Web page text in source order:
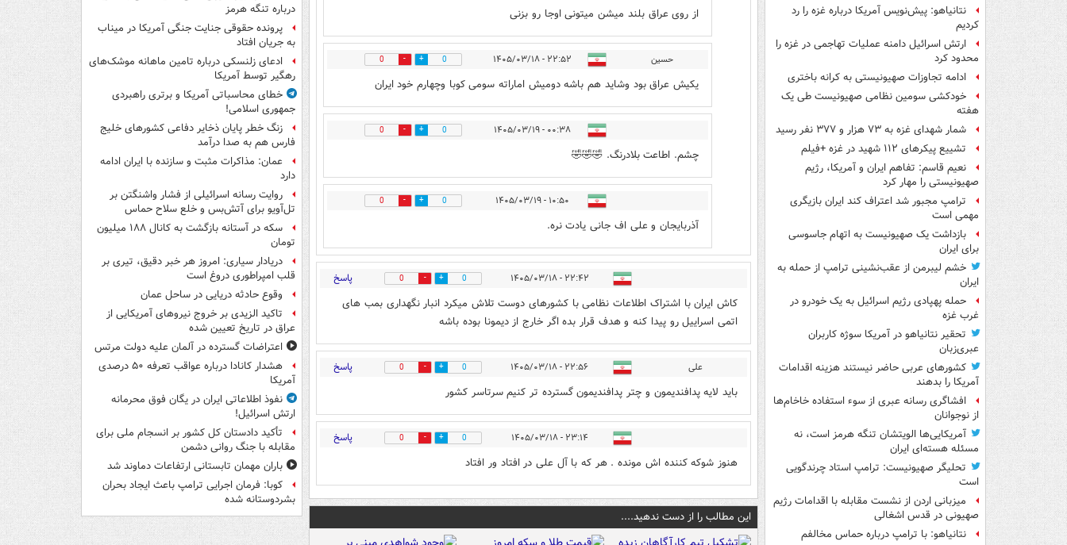
نتانیاهو: پیش‌نویس آمریکا درباره غزه را رد
کردیم
ارتش اسرائیل دامنه عملیات تهاجمی در غزه را
محدود کرد
ادامه تجاوزات صهیونیستی به کرانه باختری
خودکشی سومین نظامی صهیونیست طی یک
هفته
شمار شهدای غزه به ۷۳ هزار و ۳۷۷ نفر رسید
تشییع پیکرهای ۱۱۲ شهید در غزه +فیلم
نعیم قاسم: تفاهم ایران و آمریکا، رژیم
صهیونیستی را مهار کرد
ترامپ مجبور شد اعتراف کند ایران بازیگری
مهمی است
بازداشت یک صهیونیست به اتهام جاسوسی
برای ایران
خشم لیبرمن از عقب‌نشینی ترامپ از حمله به
ایران
حمله پهپادی رژیم اسرائیل به یک خودرو در
غرب غزه
تحقیر نتانیاهو در آمریکا سوژه کاربران
عبری‌زبان
کشورهای عربی حاضر نیستند هزینه اقدامات
آمریکا را بدهند
افشاگری رسانه عبری از سوء استفاده خاخام‌ها
از نوجوانان
آمریکایی‌ها الویتشان تنگه هرمز است، نه
مسئله هسته‌ای ایران
تحلیگر صهیونیست: ترامپ استاد چرندگویی
است
میزبانی اردن از نشست مقابله با اقدامات رژیم
صهیونی در قدس اشغالی
نتانیاهو: با ترامپ درباره حماس مخالفم
از روی عراق بلند میشن میتونی اوجا رو بزنی
حسین ۲۲:۵۲ - ۱۴۰۵/۰۳/۱۸ 0
0
یکیش عراق بود وشاید هم باشه دومیش اماراته سومی کوبا وچهارم خود ایران
۰۰:۳۸ - ۱۴۰۵/۰۳/۱۹ 0
0
چشم. اطاعت بلادرنگ. 🤣🤣🤣
۱۰:۵۰ - ۱۴۰۵/۰۳/۱۹ 0
0
آذربایجان و علی اف جانی یادت نره.
۲۲:۴۲ - ۱۴۰۵/۰۳/۱۸ 0
0 پاسخ
کاش ایران با اشتراک اطلاعات نظامی با کشورهای دوست تلاش میکرد انبار نگهداری بمب های
اتمی اسراییل رو پیدا کنه و هدف قرار بده اگر خارج از دیمونا بوده باشه
علی ۲۲:۵۶ - ۱۴۰۵/۰۳/۱۸ 0
0 پاسخ
باید لایه پدافندیمون و چتر پدافندیمون گسترده تر کنیم سرتاسر کشور
۲۳:۱۴ - ۱۴۰۵/۰۳/۱۸ 0
0 پاسخ
هنوز شوکه کننده اش مونده . هر که با آل علی در افتاد ور افتاد
این مطالب را از دست ندهید....
درباره تنگه هرمز
پرونده حقوقی جنایت جنگی آمریکا در میناب
به جریان افتاد
ادعای زلنسکی درباره تامین ماهانه موشک‌های
رهگیر توسط آمریکا
خطای محاسباتی آمریکا و برتری راهبردی
جمهوری اسلامی!
زنگ خطر پایان ذخایر دفاعی کشورهای خلیج
فارس هم به صدا درآمد
عمان: مذاکرات مثبت و سازنده با ایران ادامه
دارد
روایت رسانه اسرائیلی از فشار واشنگتن بر
تل‌آویو برای آتش‌بس و خلع سلاح حماس
سکه در آستانه بازگشت به کانال ۱۸۸ میلیون
تومان
دریادار سیاری: امروز هر خبر دقیق، تیری بر
قلب امپراطوری دروغ است
وقوع حادثه دریایی در ساحل عمان
تاکید الزیدی بر خروج نیروهای آمریکایی از
عراق در تاریخ تعیین شده
اعتراضات گسترده در آلمان علیه دولت مرتس
هشدار کانادا درباره عواقب تعرفه ۵۰ درصدی
آمریکا
نفوذ اطلاعاتی ایران در یگان فوق محرمانه
ارتش اسرائیل!
تأکید دادستان کل کشور بر انسجام ملی برای
مقابله با جنگ روانی دشمن
باران مهمان تابستانی ارتفاعات دماوند شد
کوبا: فرمان اجرایی ترامپ باعث ایجاد بحران
بشردوستانه شده